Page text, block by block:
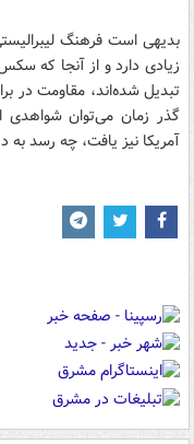
بدیهی است فرهنگ
زیادی دارد و از آنجا که
تبدیل شده‌اند، مقاومت در
گذر زمان می‌توان شواهدی
آمریکا نیز یافت، چه رسد به